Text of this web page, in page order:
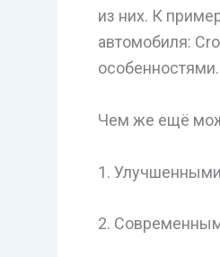
из них. К
автомобиля:
особенностями.
Чем же ещё
1.
2.